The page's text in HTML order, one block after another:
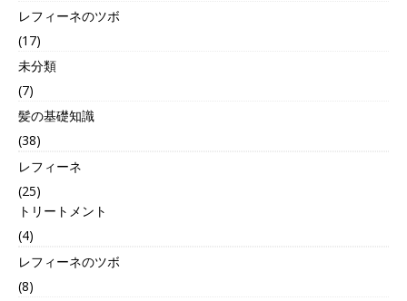
レフィーネのツボ
(17)
未分類
(7)
髪の基礎知識
(38)
レフィーネ
(25)
トリートメント
(4)
レフィーネのツボ
(8)